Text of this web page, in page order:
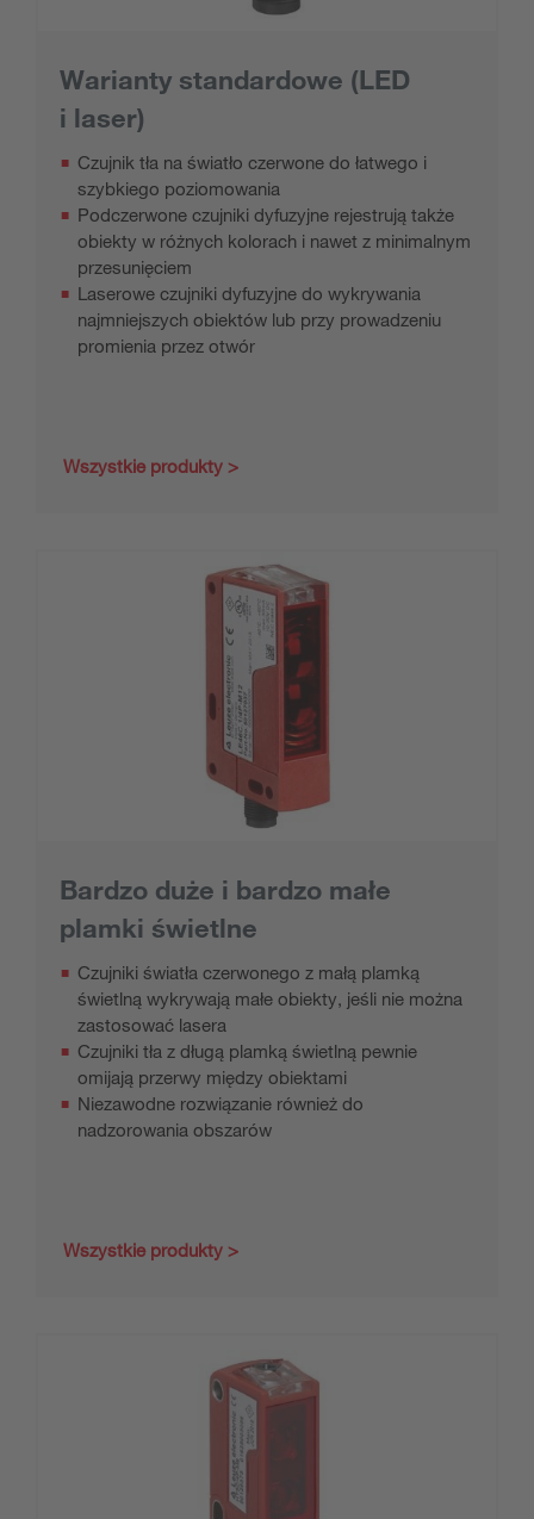
Warianty standardowe (LED
i laser)
Czujnik tła na światło czerwone do łatwego i
szybkiego poziomowania
Podczerwone czujniki dyfuzyjne rejestrują także
obiekty w różnych kolorach i nawet z minimalnym
przesunięciem
Laserowe czujniki dyfuzyjne do wykrywania
najmniejszych obiektów lub przy prowadzeniu
promienia przez otwór
Wszystkie produkty
Bardzo duże i bardzo małe
plamki świetlne
Czujniki światła czerwonego z małą plamką
świetlną wykrywają małe obiekty, jeśli nie można
zastosować lasera
Czujniki tła z długą plamką świetlną pewnie
omijają przerwy między obiektami
Niezawodne rozwiązanie również do
nadzorowania obszarów
Wszystkie produkty